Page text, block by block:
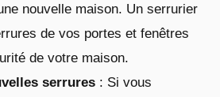
nouvelle maison. Un serrurier
de vos portes et fenêtres
de votre maison.
serrures : Si vous